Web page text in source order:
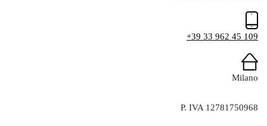
+39 33 962 45 109
Milano
P. IVA 12781750968